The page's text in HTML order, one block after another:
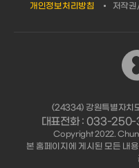
개인정보처리방침 저작
(24334) 강원특별자치
대표전화 : 033-
Copyright 2022.
본 홈페이지에 게시된 모든 내